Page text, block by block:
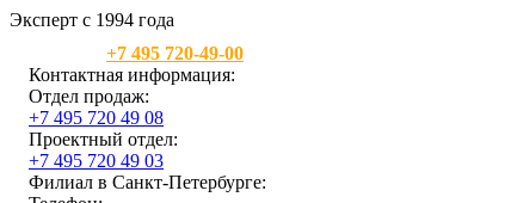
Эксперт с 1994 года
+7 495 720-49-00
Контактная информация:
Отдел продаж:
+7 495 720 49 08
Проектный отдел:
+7 495 720 49 03
Филиал в Санкт-Петербурге: